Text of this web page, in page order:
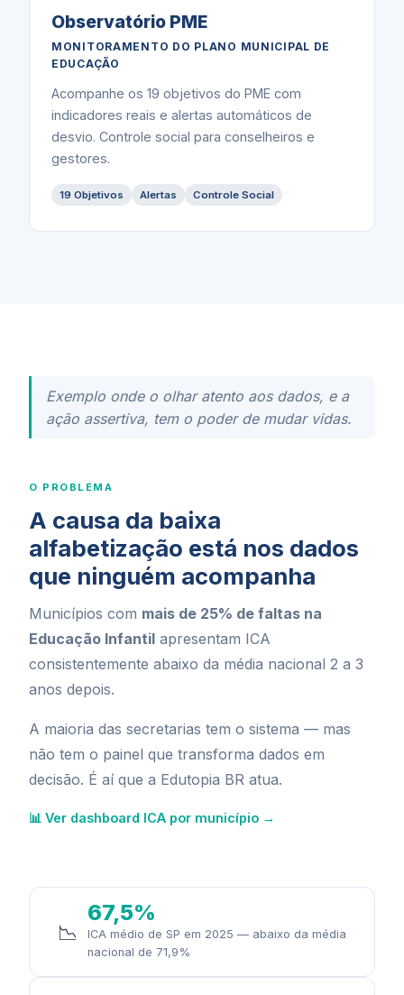
Observatório PME
MONITORAMENTO DO PLANO MUNICIPAL DE
EDUCAÇÃO
Acompanhe os 19 objetivos do PME com
indicadores reais e alertas automáticos de
desvio. Controle social para conselheiros e
gestores.
19 Objetivos Alertas Controle Social
Exemplo onde o olhar atento aos dados, e a
ação assertiva, tem o poder de mudar vidas.
O PROBLEMA
A causa da baixa
alfabetização está nos dados
que ninguém acompanha
Municípios com mais de 25% de faltas na
Educação Infantil apresentam ICA
consistentemente abaixo da média nacional 2 a 3
anos depois.
A maioria das secretarias tem o sistema — mas
não tem o painel que transforma dados em
decisão. É aí que a Edutopia BR atua.
📊 Ver dashboard ICA por município →
📉
67,5%
ICA médio de SP em 2025 — abaixo da média
nacional de 71,9%